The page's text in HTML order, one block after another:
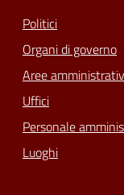
Politici
Organi di governo
Aree
Uffici
Personale
Luoghi